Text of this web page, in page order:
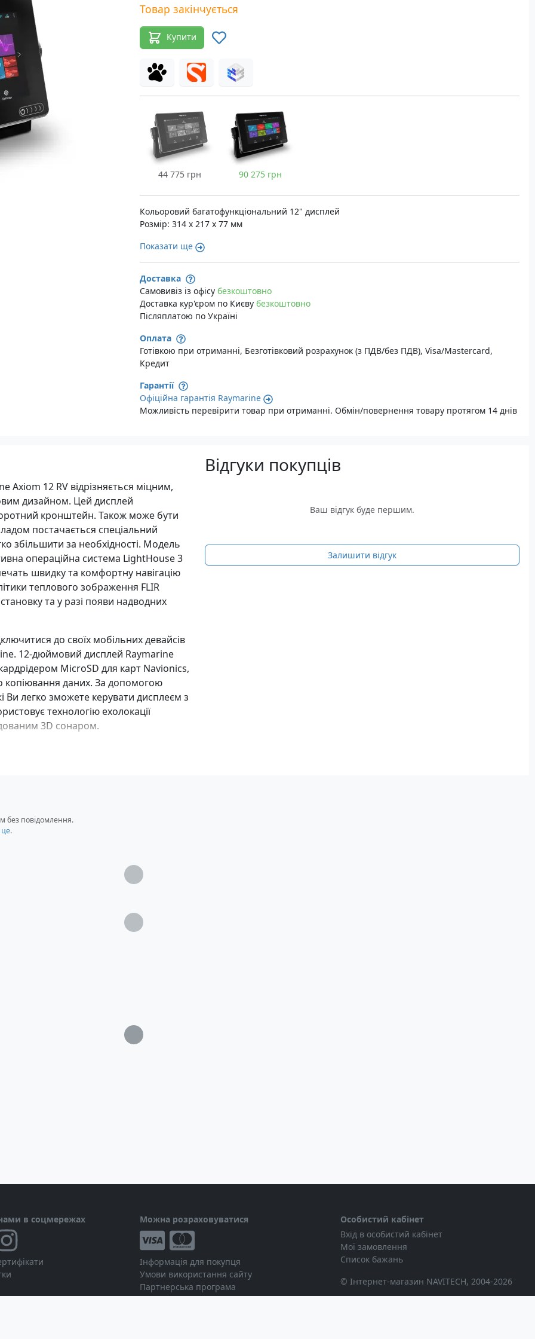
Товар закінчується
Купити
44 775 грн 90 275 грн
Кольоровий багатофункціональний 12" дисплей
Розмір: 314 x 217 x 77 мм
Показати ще
Доставка
Самовивіз із офісу безкоштовно
Доставка кур'єром по Києву безкоштовно
Післяплатою по Україні
Оплата
Готівкою при отриманні, Безготівковий розрахунок (з ПДВ/без ПДВ), Visa/Mastercard,
Кредит
Гарантії
Офіційна гарантія Raymarine
Можливість перевірити товар при отриманні. Обмін/повернення товару протягом 14 днів
12 RV відрізняється міцним,
дизайном. Цей дисплей
кронштейн. Також може бути
постачається спеціальний
збільшити за необхідності. Модель
операційна система LightHouse 3
швидку та комфортну навігацію
теплового зображення FLIR
та у разі появи надводних
до своїх мобільних девайсів
12-дюймовий дисплей Raymarine
MicroSD для карт Navionics,
копіювання даних. За допомогою
Ви легко зможете керувати дисплеєм з
технологію ехолокації
3D сонаром.
viewer Theyr Ltd Subscription |
дисплея Raymarine
Відгуки покупців
Ваш відгук буде першим.
Залишити відгук
без повідомлення.
це.
Загрузка...
Загрузка...
Загрузка...
в соцмережах Можна розраховуватися
Інформація для покупця
Умови використання сайту
Партнерська програма
Робота з дилерами
Особистий кабінет
Вхід в особистий кабінет
Мої замовлення
Список бажань
© Інтернет-магазин NAVITECH, 2004-2026